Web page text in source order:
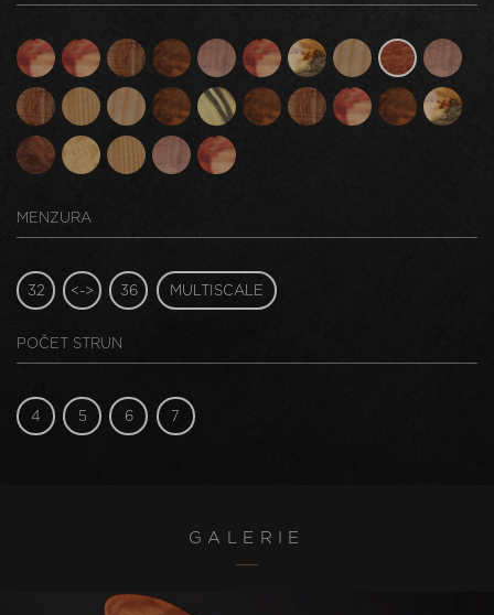
MENZURA
32 <-> 36 MULTISCALE
POČET STRUN
4 5 6 7
GALERIE